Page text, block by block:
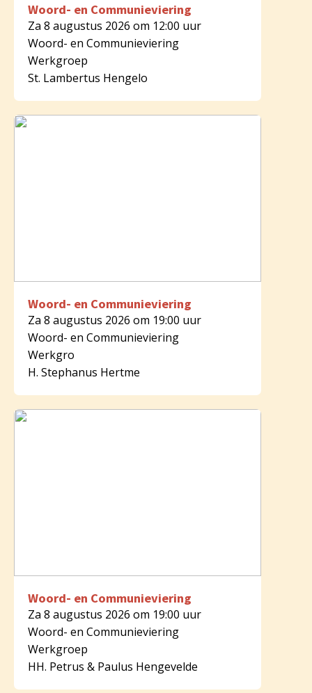
Woord- en Communieviering
Za 8 augustus 2026 om 12:00 uur
Woord- en Communieviering
Werkgroep
St. Lambertus Hengelo
Woord- en Communieviering
Za 8 augustus 2026 om 19:00 uur
Woord- en Communieviering
Werkgro
H. Stephanus Hertme
Woord- en Communieviering
Za 8 augustus 2026 om 19:00 uur
Woord- en Communieviering
Werkgroep
HH. Petrus & Paulus Hengevelde